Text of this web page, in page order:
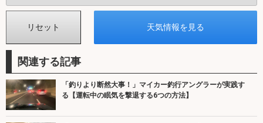
関連する記事
「釣りより断然大事！」マイカー釣行アングラーが実践す
る【運転中の眠気を撃退する6つの方法】